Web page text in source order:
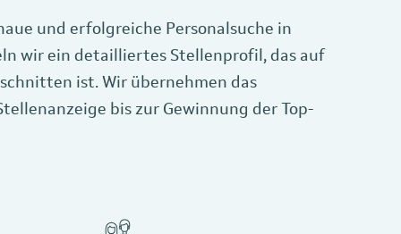
und erfolgreiche Personalsuche in
wir ein detailliertes Stellenprofil, das auf
ist. Wir übernehmen das
bis zur Gewinnung der Top-